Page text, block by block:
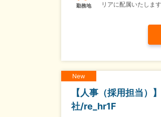
勤務地
リアに配属いたします
New
【人事（採用担当
社/re_hr1F